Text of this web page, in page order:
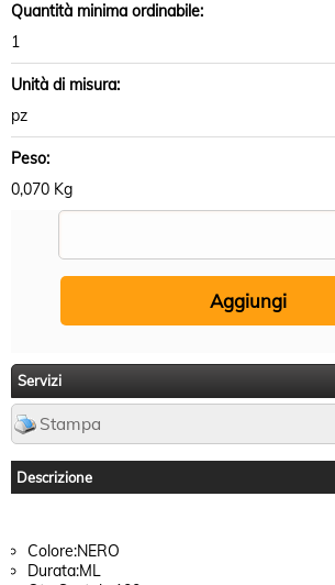
Quantità minima ordinabile:
1
Unità di misura:
pz
Peso:
0,070 Kg
Servizi
Stampa
Descrizione
Colore:NERO
Durata:ML